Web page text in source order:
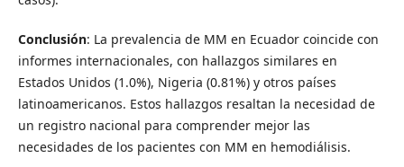
Conclusión: La prevalencia de MM en Ecuador coincide con
informes internacionales, con hallazgos similares en
Estados Unidos (1.0%), Nigeria (0.81%) y otros países
latinoamericanos. Estos hallazgos resaltan la necesidad de
un registro nacional para comprender mejor las
necesidades de los pacientes con MM en hemodiálisis.